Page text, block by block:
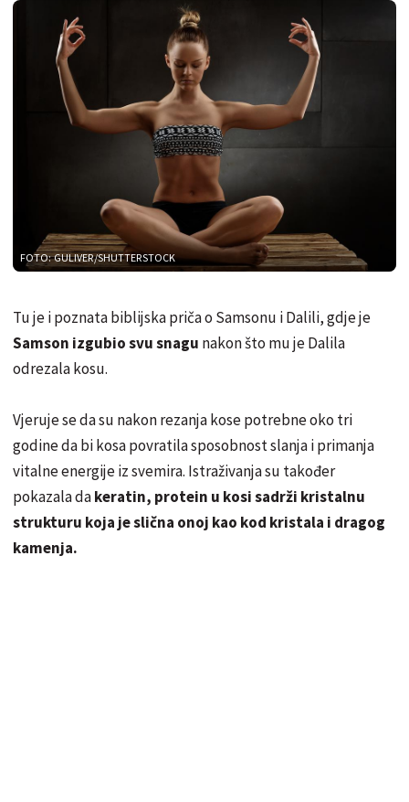
FOTO: GULIVER/SHUTTERSTOCK
Tu je i poznata biblijska priča o Samsonu i Dalili, gdje je
Samson izgubio svu snagu nakon što mu je Dalila
odrezala kosu.
Vjeruje se da su nakon rezanja kose potrebne oko tri
godine da bi kosa povratila sposobnost slanja i primanja
vitalne energije iz svemira. Istraživanja su također
pokazala dakeratin, protein u kosi sadrži kristalnu
strukturu koja je slična onoj kao kod kristala i dragog
kamenja.